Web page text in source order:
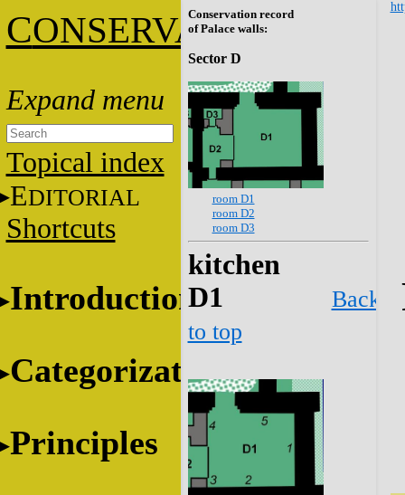
CONSERVATION
Topical index
EDITORIAL
Shortcuts
Introduction
Categorization
Principles
Conservation record
of Palace walls:
Sector D
room D1
room D2
room D3
kitchen
D1
Back
to top